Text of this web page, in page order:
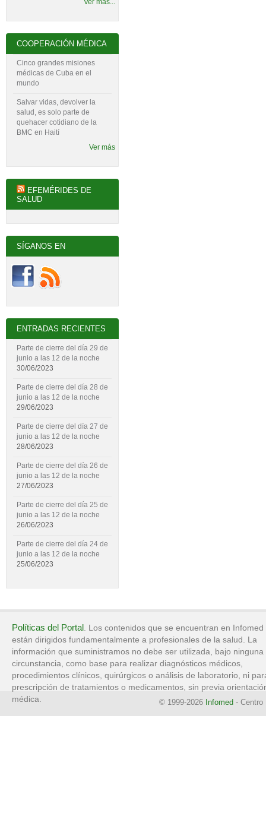
COOPERACIÓN MÉDICA
Cinco grandes misiones
médicas de Cuba en el
mundo
Salvar vidas, devolver la
salud, es solo parte de
quehacer cotidiano de la
BMC en Haití
Ver más
EFEMÉRIDES DE
SALUD
SÍGANOS EN
ENTRADAS RECIENTES
Parte de cierre del día 29 de
junio a las 12 de la noche
30/06/2023
Parte de cierre del día 28 de
junio a las 12 de la noche
29/06/2023
Parte de cierre del día 27 de
junio a las 12 de la noche
28/06/2023
Parte de cierre del día 26 de
junio a las 12 de la noche
27/06/2023
Parte de cierre del día 25 de
junio a las 12 de la noche
26/06/2023
Parte de cierre del día 24 de
junio a las 12 de la noche
25/06/2023
Políticas del Portal. Los contenidos que se encuentran en Infomed
están dirigidos fundamentalmente a profesionales de la salud. La
información que suministramos no debe ser utilizada, bajo ninguna
circunstancia, como base para realizar diagnósticos médicos,
procedimientos clínicos, quirúrgicos o análisis de laboratorio, ni
prescripción de tratamientos o medicamentos, sin previa
médica.
© 1999-2026 Infomed - Centro